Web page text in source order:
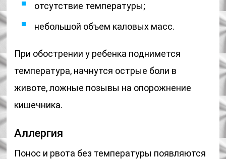
отсутствие температуры;
небольшой объем каловых масс.
При обострении у ребенка поднимется
температура, начнутся острые боли в
животе, ложные позывы на опорожнение
кишечника.
Аллергия
Понос и рвота без температуры появляются